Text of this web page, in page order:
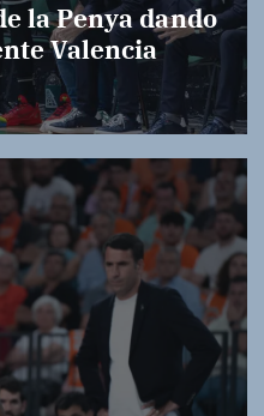
la Penya dando
Valencia